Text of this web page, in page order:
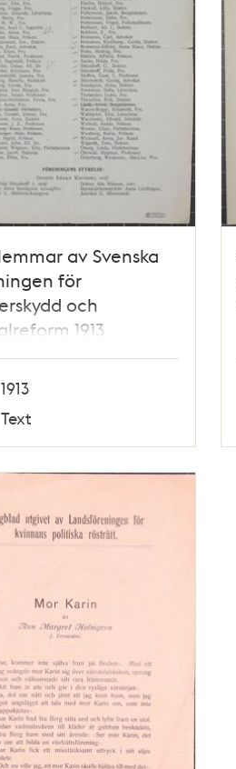
av Svenska
för
och
1913
1913
Text